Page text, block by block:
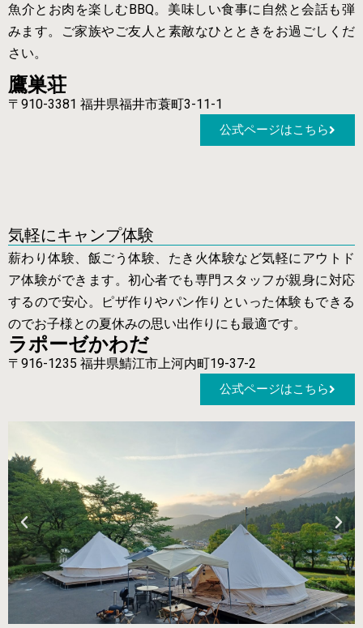
魚介とお肉を楽しむBBQ。美味しい食事に自然と会話も弾
みます。ご家族やご友人と素敵なひとときをお過ごしくだ
さい。
鷹巣荘
〒910-3381 福井県福井市蓑町3-11-1
公式ページはこちら
気軽にキャンプ体験
薪わり体験、飯ごう体験、たき火体験など気軽にアウトド
ア体験ができます。初心者でも専門スタッフが親身に対応
するので安心。ピザ作りやパン作りといった体験もできる
のでお子様との夏休みの思い出作りにも最適です。
ラポーゼかわだ
〒916-1235 福井県鯖江市上河内町19-37-2
公式ページはこちら